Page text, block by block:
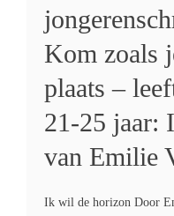
Kom zoals
plaats –
21-25 jaar:
van Emilie
Ik wil de horizon Door